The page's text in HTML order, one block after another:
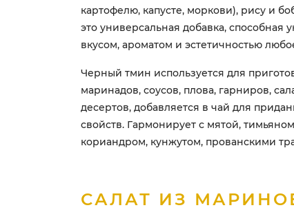
картофелю, капусте, моркови), рису и
это универсальная добавка, способная
вкусом, ароматом и эстетичностью
Черный тмин используется для
маринадов, соусов, плова, гарниров,
десертов, добавляется в чай для
свойств. Гармонирует с мятой,
кориандром, кунжутом, прованскими
САЛАТ ИЗ